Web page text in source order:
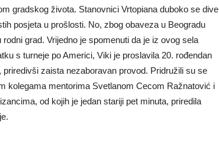
gradskog života. Stanovnici Vrtopiana duboko se dive
posjeta u prošlosti. No, zbog obaveza u Beogradu
grad. Vrijedno je spomenuti da je iz ovog sela
s turneje po Americi, Viki je proslavila 20. rođendan
zaista nezaboravan provod. Pridružili su se
kolegama mentorima Svetlanom Cecom Ražnatović i
od kojih je jedan stariji pet minuta, priredila